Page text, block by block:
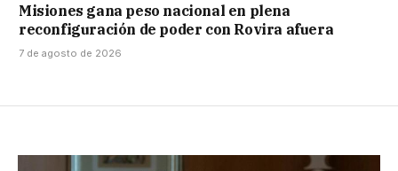
Misiones gana peso nacional en plena
reconfiguración de poder con Rovira afuera
7 de agosto de 2026